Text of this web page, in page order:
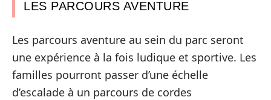
LES PARCOURS AVENTURE
Les parcours aventure au sein du parc seront
une expérience à la fois ludique et sportive. Les
familles pourront passer d’une échelle
d’escalade à un parcours de cordes